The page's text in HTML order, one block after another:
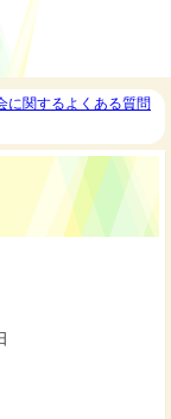
に関するよくある質問